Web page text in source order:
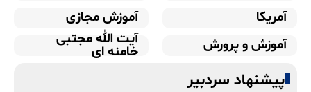
آمریکا
آموزش مجازی
آموزش و پرورش
آیت الله مجتبی
خامنه ای
پیشنهاد سردبیر